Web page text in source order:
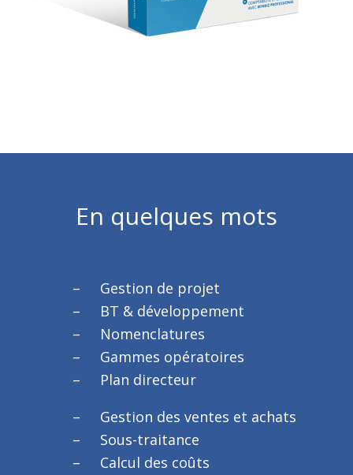
En quelques mots
Gestion de projet
BT & développement
Nomenclatures
Gammes opératoires
Plan directeur
Gestion des ventes et achats
Sous-traitance
Calcul des coûts